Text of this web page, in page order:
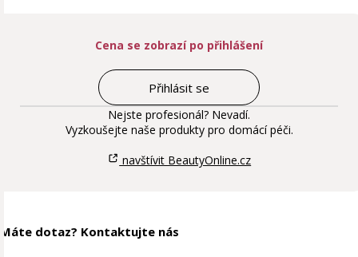
Cena se zobrazí po přihlášení
Přihlásit se
Nejste profesionál? Nevadí.
Vyzkoušejte naše produkty pro domácí péči.
navštívit BeautyOnline.cz
Máte dotaz? Kontaktujte nás